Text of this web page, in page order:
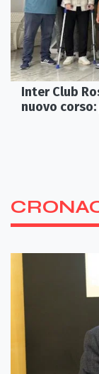
Inter Club
nuovo